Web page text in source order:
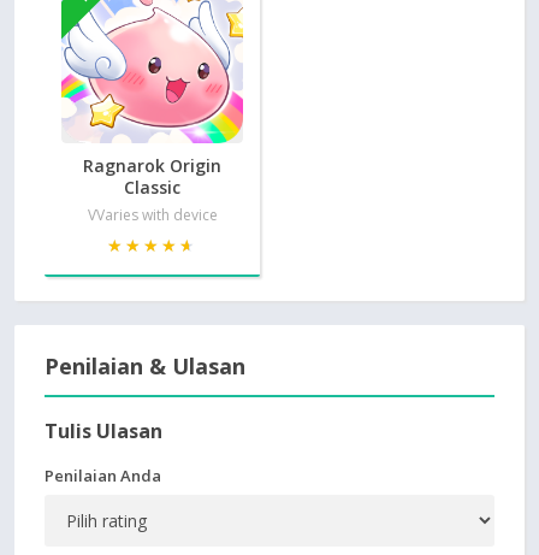
Ragnarok Origin
Classic
VVaries with device
★★★★★
★★★★★
Penilaian & Ulasan
Tulis Ulasan
Penilaian Anda